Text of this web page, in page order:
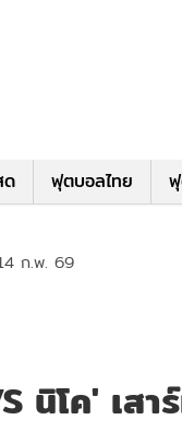
ฟุตบอลไทย
ก.พ. 69
นิโค' เสา